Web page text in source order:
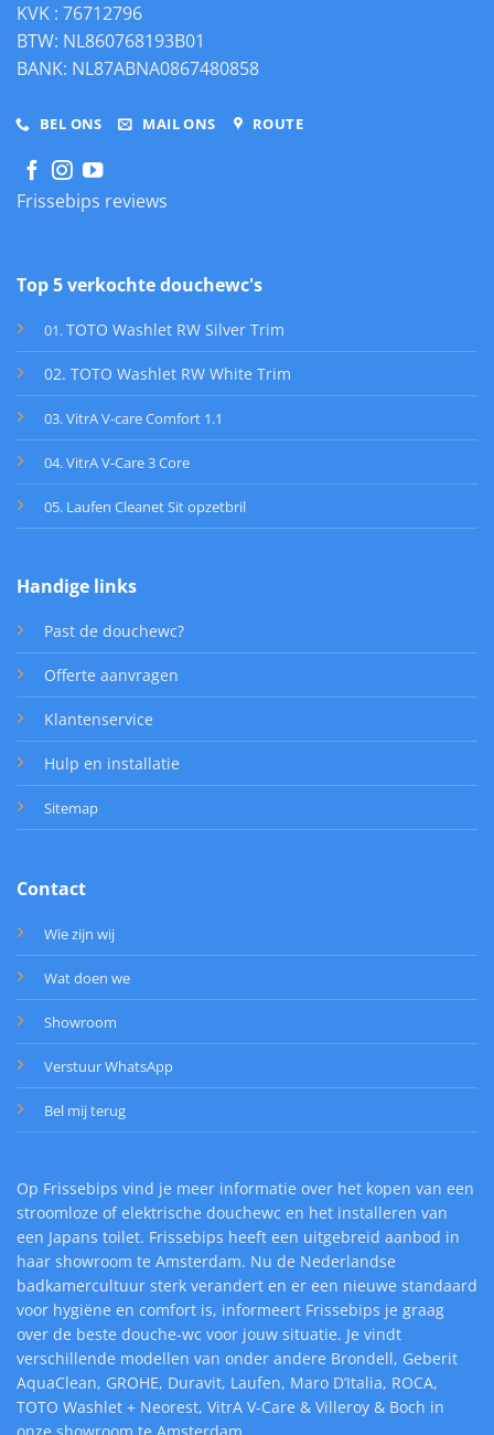
KVK : 76712796
BTW: NL860768193B01
BANK: NL87ABNA0867480858
BEL ONS MAIL ONS ROUTE
Frissebips reviews
Top 5 verkochte douchewc's
01 . TOTO Washlet RW Silver Trim
02. TOTO Washlet RW White Trim
03. VitrA V-care Comfort 1.1
04. VitrA V-Care 3 Core
05. Laufen Cleanet Sit opzetbril
Handige links
Past de douchewc?
Offerte aanvragen
Klantenservice
Hulp en installatie
Sitemap
Contact
Wie zijn wij
Wat doen we
Showroom
Verstuur WhatsApp
Bel mij terug
Op Frissebips vind je meer informatie over het kopen van een
stroomloze of elektrische douchewc en het installeren van
een Japans toilet. Frissebips heeft een uitgebreid aanbod in
haar showroom te Amsterdam. Nu de Nederlandse
badkamercultuur sterk verandert en er een nieuwe standaard
voor hygiëne en comfort is, informeert Frissebips je graag
over de beste douche-wc voor jouw situatie. Je vindt
verschillende modellen van onder andere Brondell, Geberit
AquaClean, GROHE, Duravit, Laufen, Maro D’Italia, ROCA,
TOTO Washlet + Neorest, VitrA V-Care & Villeroy & Boch in